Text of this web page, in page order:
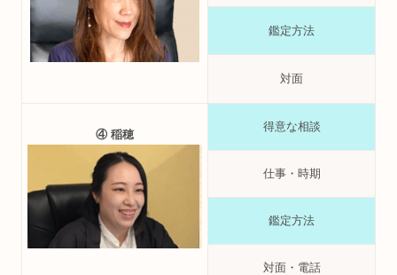
鑑定方法
対面
④ 稲穂
得意な相談
仕事・時期
鑑定方法
対面・電話